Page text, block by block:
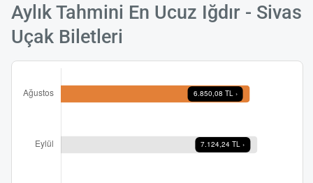
Aylık Tahmini En Ucuz Iğdır - Sivas
Uçak Biletleri